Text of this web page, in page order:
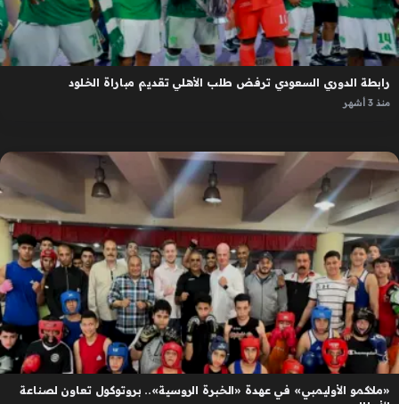
رابطة الدوري السعودي ترفض طلب الأهلي تقديم مباراة الخلود
منذ 3 أشهر
«ملاكمو الأوليمبي» في عهدة «الخبرة الروسية».. بروتوكول تعاون لصناعة